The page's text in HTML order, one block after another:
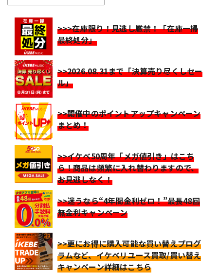
>>>在庫限り！見逃し厳禁！「在庫一掃
最終処分」
>>2026.08.31まで「決算売り尽くしセー
ル」
>>開催中のポイントアップキャンペーン
まとめ！
>>イケベ50周年「メガ値引き」はこち
ら！商品は頻繁に入れ替わりますので、
お見逃しなく！
>>迷うなら“4年間金利ゼロ！”最長48回
無金利キャンペーン
>>更にお得に購入可能な買い替えプログ
ラムなど、イケベリユース買取/買い替え
キャンペーン詳細はこちら